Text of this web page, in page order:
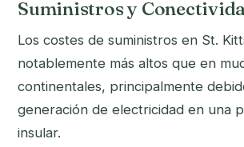
Suministros y
Los costes de suministros en St.
notablemente más altos que en
continentales, principalmente
generación de electricidad en una
insular.